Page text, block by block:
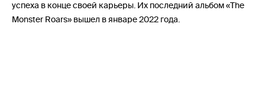
успеха в конце своей карьеры. Их последний альбом «The
Monster Roars» вышел в январе 2022 года.